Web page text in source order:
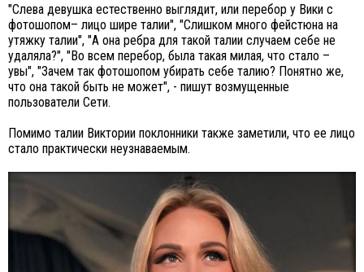
"Слева девушка естественно выглядит, или перебор у Вики с
фотошопом– лицо шире талии", "Слишком много фейстюна на
утяжку талии", "А она ребра для такой талии случаем себе не
удаляла?", "Во всем перебор, была такая милая, что стало –
увы", "Зачем так фотошопом убирать себе талию? Понятно же,
что она такой быть не может", - пишут возмущенные
пользователи Сети.
Помимо талии Виктории поклонники также заметили, что ее лицо
стало практически неузнаваемым.